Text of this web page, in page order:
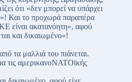
ότι «δεν μπορεί να υπάρχει
Και το προχωρά παραπέρα
είναι ακατανόητη», αφού
και δικαιωμένο«!
τα μαλλιά του πιάνεται.
τις αμερικανοΝΑΤΟϊκής